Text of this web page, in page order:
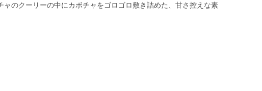
のクーリーの中にカボチャをゴロゴロ敷き詰めた、甘さ控えな素